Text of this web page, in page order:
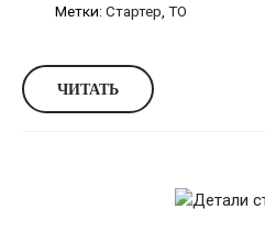
Метки: Стартер ТО
ЧИТАТЬ